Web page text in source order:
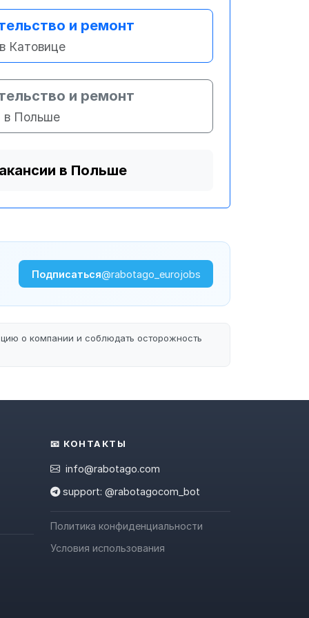
и ремонт
Катовице
и ремонт
в Польше
в Польше
Подписаться@rabotago_eurojobs
о компании и соблюдать осторожность
📧 КОНТАКТЫ
info@rabotago.com
support: @rabotagocom_bot
Политика конфиденциальности
Условия использования